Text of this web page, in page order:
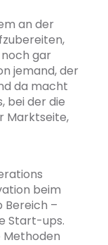
an der
noch gar
jemand, der
da macht
bei der die
Marktseite,
beim
Bereich –
Start-ups.
Methoden